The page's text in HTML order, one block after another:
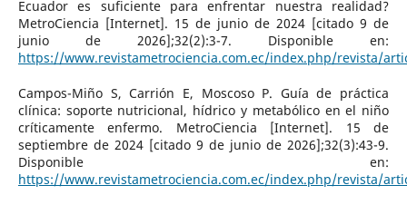
Ecuador es suficiente para enfrentar nuestra realidad?
MetroCiencia [Internet]. 15 de junio de 2024 [citado 9 de
junio de 2026];32(2):3-7. Disponible en:
https://www.revistametrociencia.com.ec/index.php/revista/
Campos-Miño S, Carrión E, Moscoso P. Guía de práctica
clínica: soporte nutricional, hídrico y metabólico en el niño
críticamente enfermo. MetroCiencia [Internet]. 15 de
septiembre de 2024 [citado 9 de junio de 2026];32(3):43-9.
Disponible en:
https://www.revistametrociencia.com.ec/index.php/revista/